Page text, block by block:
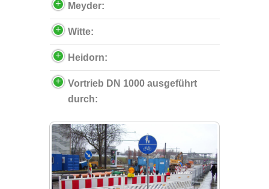
Meyder:
Witte:
Heidorn:
Vortrieb DN 1000 ausgeführt
durch: